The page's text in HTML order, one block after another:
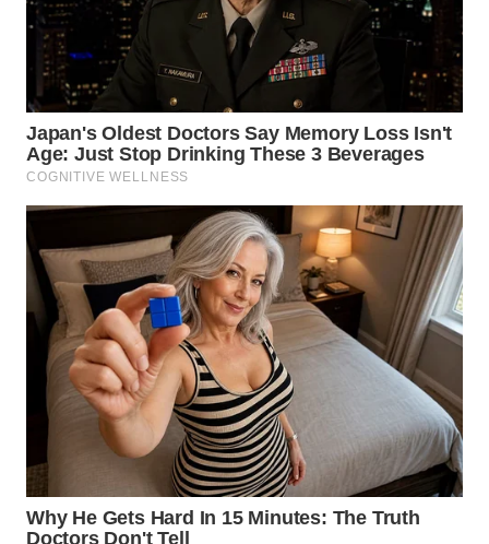
SIMALUNGUN
LABUHANBATU
WN
TENGAH
WN DELI
SERDANG
WN
TEBING
PAKPAK